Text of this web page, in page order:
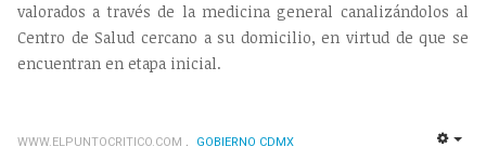
valorados a través de la medicina general canalizándolos al
Centro de Salud cercano a su domicilio, en virtud de que se
encuentran en etapa inicial.
WWW.ELPUNTOCRITICO.COM
GOBIERNO CDMX